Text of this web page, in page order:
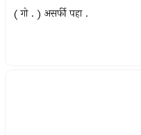
( गो . ) असर्फी पहा .